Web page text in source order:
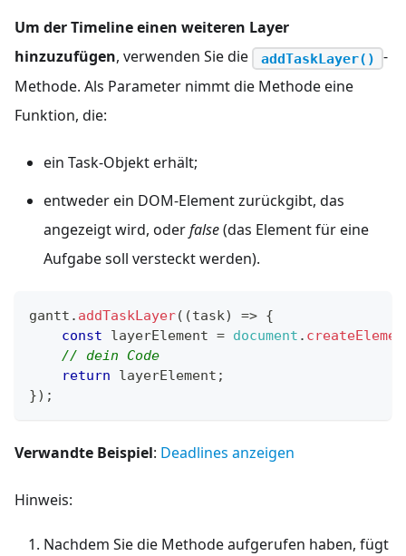
Um der Timeline einen weiteren Layer
hinzuzufügen, verwenden Sie die addTaskLayer()
-
Methode. Als Parameter nimmt die Methode eine
Funktion, die:
ein Task-Objekt erhält;
entweder ein DOM-Element zurückgibt, das
angezeigt wird, oderfalse(das Element für eine
Aufgabe soll versteckt werden).
gantt . addTaskLayer( (task) => {
const layerElement = document .
// dein Code
return layerElement ;
}) ;
Verwandte Beispiel: Deadlines anzeigen
Hinweis:
Nachdem Sie die Methode aufgerufen haben, fügt